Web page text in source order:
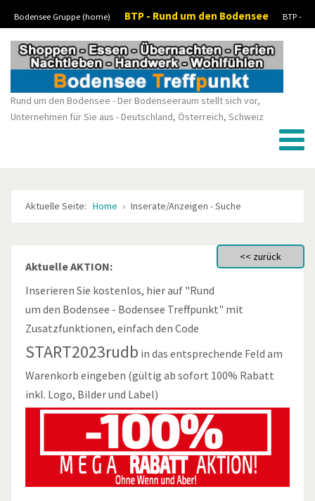
Bodensee Gruppe (home) BTP - Rund um den Bodensee
BTP -
Kleinanzeigen
Rund um den Bodensee - Der Bodenseeraum stellt sich vor,
Unternehmen für Sie aus - Deutschland, Österreich, Schweiz
Aktuelle Seite: Home Inserate/Anzeigen - Suche
Aktuelle AKTION:
Inserieren Sie kostenlos, hier auf "Rund
um den Bodensee - Bodensee Treffpunkt" mit
Zusatzfunktionen, einfach den Code
START2023rudb in das entsprechende Feld am
Warenkorb eingeben (gültig ab sofort 100% Rabatt
inkl. Logo, Bilder und Label)